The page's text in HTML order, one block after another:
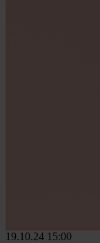
19.10.24 15:00